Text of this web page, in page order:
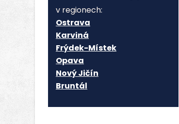
v regionech:
Ostrava
Karviná
Frýdek-Místek
Opava
Nový Jičín
Bruntál